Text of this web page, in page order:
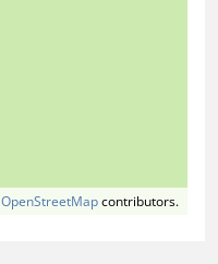
OpenStreetMapcontributors.